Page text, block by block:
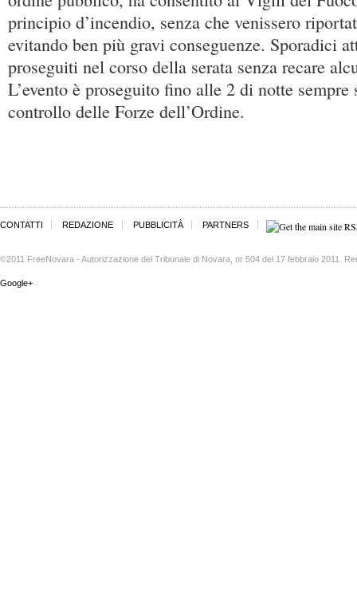
principio d’incendio, senza che venissero
evitando ben più gravi conseguenze. Sporadici
proseguiti nel corso della serata senza recare
L’evento è proseguito fino alle 2 di notte
controllo delle Forze dell’Ordine.
CONTATTI REDAZIONE PUBBLICITÀ PARTNERS
©2011 FreeNovara - Autorizzazione del Tribunale di Novara, nr 504 del 17 febbraio 2011.
Google+